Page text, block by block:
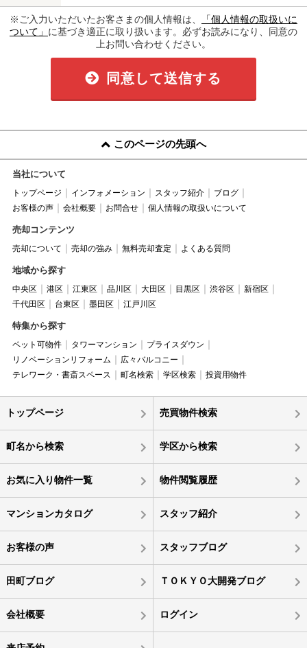
※ご入力いただいたお客さまの個人情報は、
「個人情報の取扱いに
ついて」 に基づき適正に取り扱います。必ずお読みになり、同意の
上お問い合わせください。
同意して送信する
このページの先頭へ
当社について
トップページ インフォメーション スタッフ紹介
ブログ
お客様の声
会社概要 お問合せ 個人情報の取扱いについて
売却コンテンツ
売却について 売却の強み 無料売却査定 よくある質問
地域から探す
中央区 港区 江東区 品川区 大田区 目黒区 渋谷区
新宿区
千代田区
台東区 墨田区 江戸川区
特集から探す
ペット可物件 タワーマンション
プライスダウン
リノベーションリフォーム
広々バルコニー
テレワーク・書斎スペース
町名検索 学区検索 投資用物件
トップページ 売買物件検索
町名から検索 学区から検索
お気に入り物件一覧 物件閲覧履歴
マンションカタログ スタッフ紹介
お客様の声 スタッフブログ
田町ブログ ＴＯＫＹＯ大開発ブログ
会社概要 ログイン